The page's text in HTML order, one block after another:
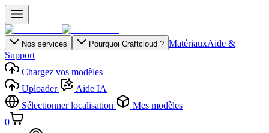
Nos services Pourquoi Craftcloud ? MatériauxAide &
Support
Chargez vos modèles
Uploader
Aide IA
Sélectionner localisation
Mes modèles
0